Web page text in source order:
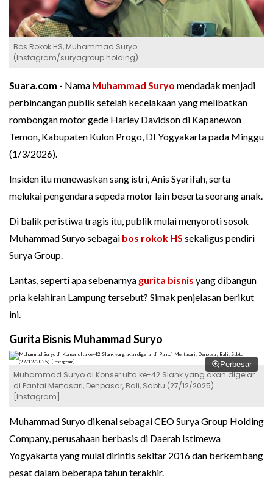
Bos Rokok HS, Muhammad Suryo.
(Instagram/suryagroup.holding)
Suara.com - Nama Muhammad Suryo mendadak menjadi
perbincangan publik setelah kecelakaan yang melibatkan
rombongan motor gede Harley Davidson di Kapanewon
Temon, Kabupaten Kulon Progo, DI Yogyakarta pada Minggu
(1/3/2026).
Insiden itu menewaskan sang istri, Anis Syarifah, serta
melukai pengendara sepeda motor lain beserta seorang anak.
Di balik peristiwa tragis itu, publik mulai menyoroti sosok
Muhammad Suryo sebagai bos rokok HS sekaligus pendiri
Surya Group.
Lantas, seperti apa sebenarnya gurita bisnis yang dibangun
pria kelahiran Lampung tersebut? Simak penjelasan berikut
ini.
Gurita Bisnis Muhammad Suryo
Perbesar
Muhammad Suryo di Konser ulta ke-42 Slank yang akan digelar
di Pantai Mertasari, Denpasar, Bali, Sabtu (27/12/2025).
[Instagram]
Muhammad Suryo dikenal sebagai CEO Surya Group Holding
Company, perusahaan berbasis di Daerah Istimewa
Yogyakarta yang mulai dirintis sekitar 2016 dan berkembang
pesat dalam beberapa tahun terakhir.